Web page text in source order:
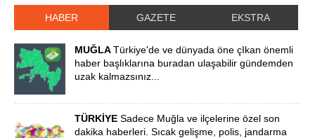
HABER GAZETE EKSTRA
MUĞLATürkiye'de ve dünyada öne çIkan önemli
haber başlıklarına buradan ulaşabilir gündemden
uzak kalmazsınız...
TÜRKİYESadece Muğla ve ilçelerine özel son
dakika haberleri. Sıcak gelişme, polis, jandarma